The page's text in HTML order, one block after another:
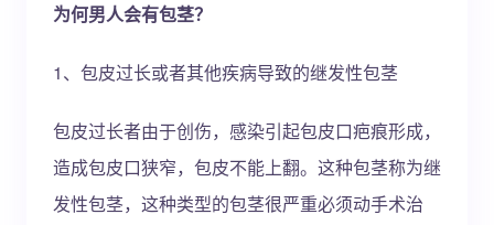
为何男人会有包茎？
1、包皮过长或者其他疾病导致的继发性包茎
包皮过长者由于创伤，感染引起包皮口疤痕形成，
造成包皮口狭窄，包皮不能上翻。这种包茎称为继
发性包茎，这种类型的包茎很严重必须动手术治